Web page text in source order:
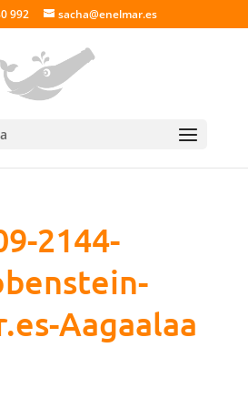
992 sacha@enelmar.es
2144-
Aagaalaa